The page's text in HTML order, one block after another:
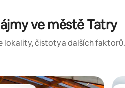
ve městě Tatry
lokality, čistoty a dalších faktorů.